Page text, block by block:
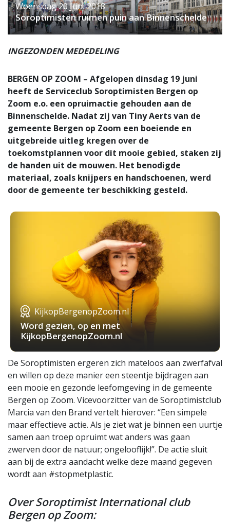
Woensdag 20 Juni 2018
Soroptimisten ruimen puin aan Binnenschelde
INGEZONDEN MEDEDELING
BERGEN OP ZOOM – Afgelopen dinsdag 19 juni
heeft de Serviceclub Soroptimisten Bergen op
Zoom e.o. een opruimactie gehouden aan de
Binnenschelde. Nadat zij van Tiny Aerts van de
gemeente Bergen op Zoom een boeiende en
uitgebreide uitleg kregen over de
toekomstplannen voor dit mooie gebied, staken zij
de handen uit de mouwen. Het benodigde
materiaal, zoals knijpers en handschoenen, werd
door de gemeente ter beschikking gesteld.
KijkopBergenopZoom.nl
Word gezien, op en met
KijkopBergenopZoom.nl
De Soroptimisten ergeren zich mateloos aan zwerfafval
en willen op deze manier een steentje bijdragen aan
een mooie en gezonde leefomgeving in de gemeente
Bergen op Zoom. Vicevoorzitter van de Soroptimistclub
Marcia van den Brand vertelt hierover: “Een simpele
maar effectieve actie. Als je ziet wat je binnen een uurtje
samen aan troep opruimt wat anders was gaan
zwerven door de natuur; ongelooflijk!”. De actie sluit
aan bij de extra aandacht welke deze maand gegeven
wordt aan #stopmetplastic.
Over Soroptimist International club
Bergen op Zoom: